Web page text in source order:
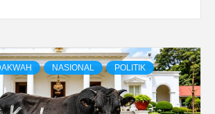
NASIONAL POLITIK